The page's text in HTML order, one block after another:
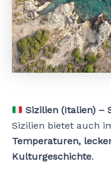
Sizilien (Italien) –
Sizilien bietet auch
Temperaturen,
Kulturgeschichte.